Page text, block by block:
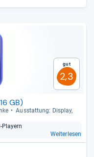
Gut
2,3
GB)
Aus­stat­tung: Dis­play,
​Play­ern
Weiterlesen